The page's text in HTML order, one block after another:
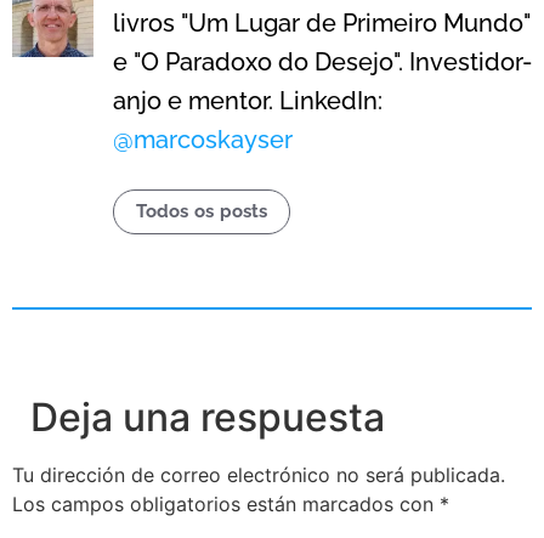
livros "Um Lugar de Primeiro Mundo"
e "O Paradoxo do Desejo". Investidor-
anjo e mentor. LinkedIn:
@marcoskayser
Todos os posts
Deja una respuesta
Tu dirección de correo electrónico no será publicada.
Los campos obligatorios están marcados con *